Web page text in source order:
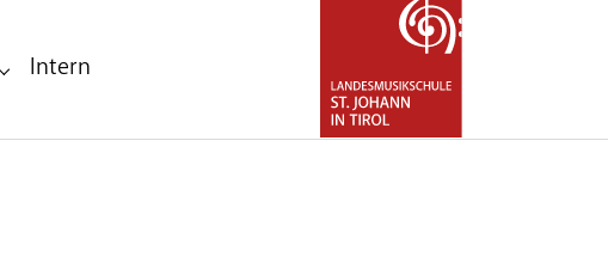
Submenu for "Über uns"
Intern